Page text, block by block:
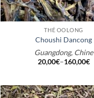
+
THÉ OOLONG
Choushi Dancong
Guangdong, Chine
20,00€–160,00€